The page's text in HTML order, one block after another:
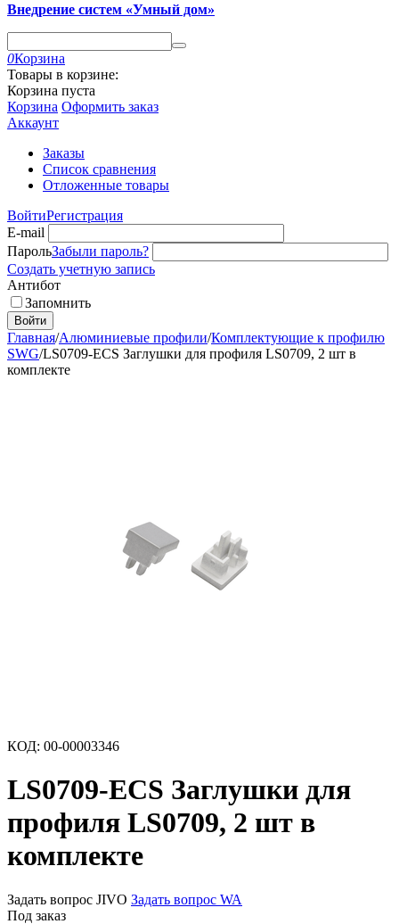
Внедрение систем «Умный дом»
0Корзина
Товары в корзине:
Корзина пуста
Корзина Оформить заказ
Аккаунт
Заказы
Список сравнения
Отложенные товары
ВойтиРегистрация
E-mail
ПарольЗабыли пароль?
Создать учетную запись
Антибот
Запомнить
Войти
Главная/Алюминиевые профили/Комплектующие к профилю
SWG/LS0709-ECS Заглушки для профиля LS0709, 2 шт в
комплекте
КОД: 00-00003346
LS0709-ECS Заглушки для
профиля LS0709, 2 шт в
комплекте
Задать вопрос JIVO Задать вопрос WA
Под заказ